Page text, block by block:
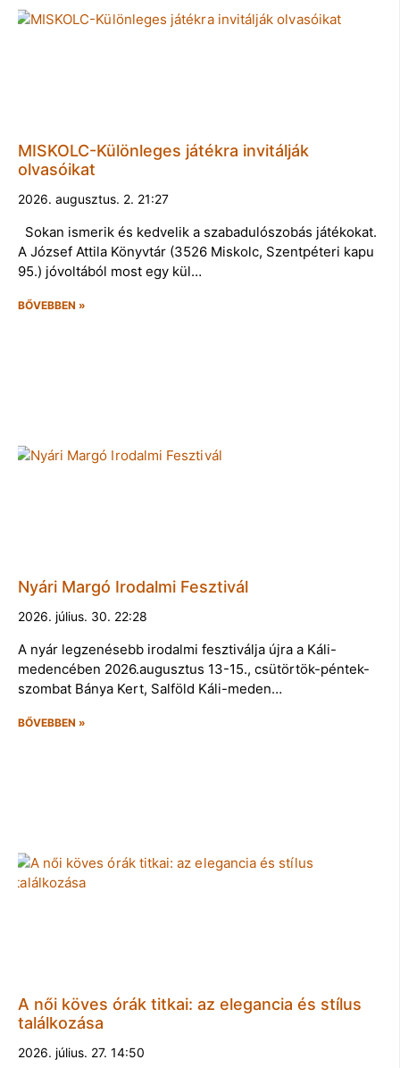
MISKOLC-Különleges játékra invitálják
olvasóikat
2026. augusztus. 2. 21:27
Sokan ismerik és kedvelik a szabadulószobás játékokat.
A József Attila Könyvtár (3526 Miskolc, Szentpéteri kapu
95.) jóvoltából most egy kül…
BŐVEBBEN »
Nyári Margó Irodalmi Fesztivál
2026. július. 30. 22:28
A nyár legzenésebb irodalmi fesztiválja újra a Káli-
medencében 2026.augusztus 13-15., csütörtök-péntek-
szombat Bánya Kert, Salföld Káli-meden…
BŐVEBBEN »
A női köves órák titkai: az elegancia és stílus
találkozása
2026. július. 27. 14:50